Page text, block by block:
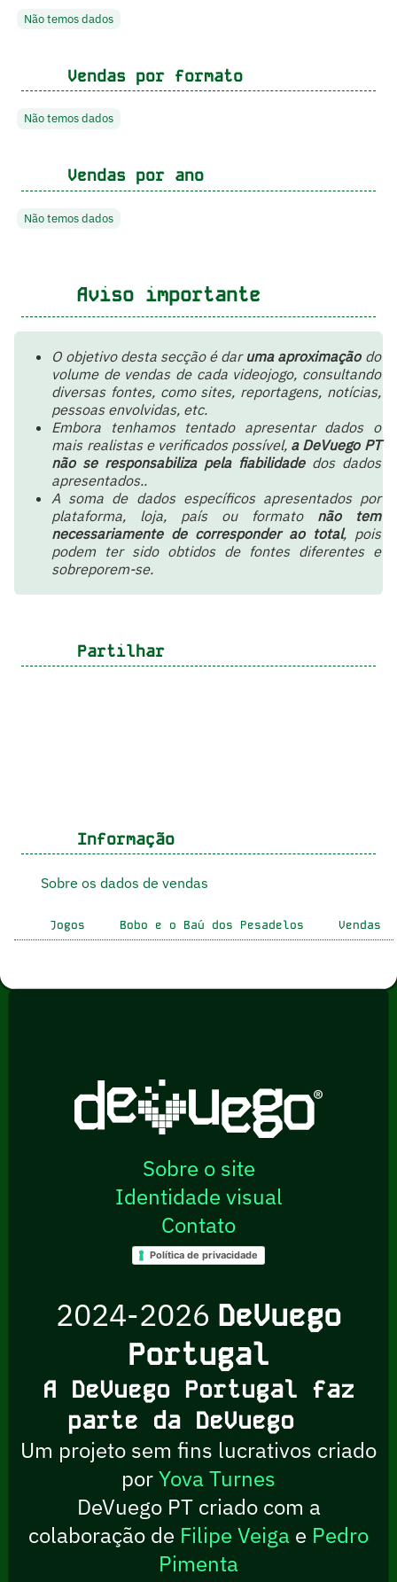
Não temos dados
Vendas por formato
Não temos dados
Vendas por ano
Não temos dados
Aviso importante
O objetivo desta secção é dar uma aproximaçãodo
volume de vendas de cada videojogo, consultando
diversas fontes, como sites, reportagens, notícias,
pessoas envolvidas, etc.
Embora tenhamos tentado apresentar dados o
mais realistas e verificados possível, a DeVuego PT
não se responsabiliza pela fiabilidadedos dados
apresentados..
A soma de dados específicos apresentados por
plataforma, loja, país ou formato não tem
necessariamente de corresponder ao total, pois
podem ter sido obtidos de fontes diferentes e
sobreporem-se.
Partilhar
Informação
Sobre os dados de vendas
Jogos Bobo e o Baú dos Pesadelos Vendas
Sobre o site
Identidade visual
Contato
Política de privacidade
2024-2026 DeVuego
Portugal
A DeVuego Portugal faz
parte da DeVuego
Um projeto sem fins lucrativos criado
porYova Turnes
DeVuego PT criado com a
colaboração de Filipe Veiga e Pedro
Pimenta